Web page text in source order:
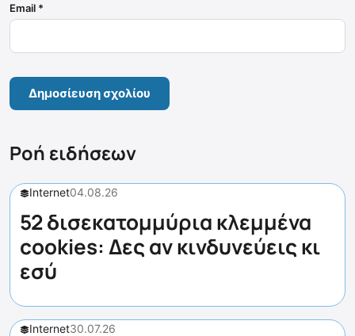
Email *
Ροή ειδήσεων
Internet04.08.26
52 δισεκατομμύρια κλεμμένα
cookies: Δες αν κινδυνεύεις κι
εσύ
Internet30.07.26